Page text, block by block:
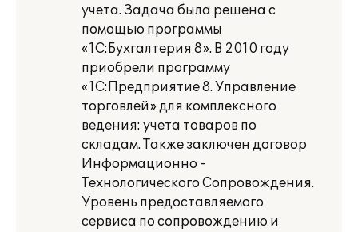
учета. Задача была решена с
помощью программы
«1С:Бухгалтерия 8». В 2010 году
приобрели программу
«1C:Предприятие 8. Управление
торговлей» для комплексного
ведения: учета товаров по
складам. Также заключен договор
Информационно -
Технологического Сопровождения.
Уровень предоставляемого
сервиса по сопровождению и